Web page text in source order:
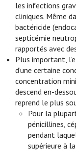
les infections
cliniques. Même
bactéricide
septicémie
rapportés avec
Plus important,
d’une certaine
concentration
descend en-
reprend le plus
Pour la
pénicillines,
pendant
supérieure à